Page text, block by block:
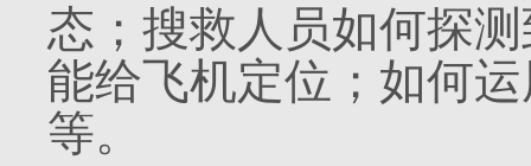
态；搜救人员如何探
能给飞机定位；如何
等。